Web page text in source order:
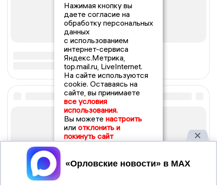
Нажимая кнопку вы
даете согласие на
обработку персональных
данных
с использованием
интернет-сервиса
Яндекс.Метрика,
top.mail.ru, LiveInternet.
На сайте используются
cookie. Оставаясь на
сайте, вы принимаете
все условия
использования.
Вы можете настроить
или отклонить и
покинуть сайт
Принять